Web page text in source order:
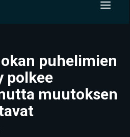
puhelimien
polkee
muutoksen